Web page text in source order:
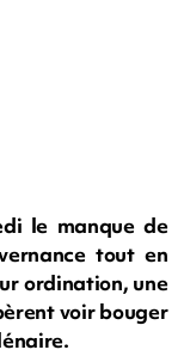
le manque de
tout en
ordination, une
voir bouger